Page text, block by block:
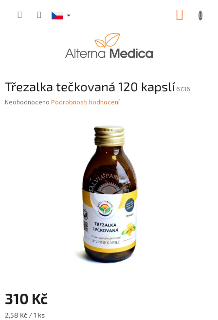
Třezalka tečkovaná 120 kapslí 6736
Průměrné
Neohodnoceno Podrobnosti hodnocení
310 Kč
Měrná
2,58 Kč / 1 ks